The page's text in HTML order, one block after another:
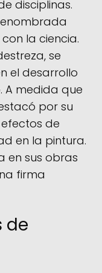
disciplinas.
la ciencia.
se
el desarrollo
A medida que
por su
de
en la pintura.
en sus obras
firma
de